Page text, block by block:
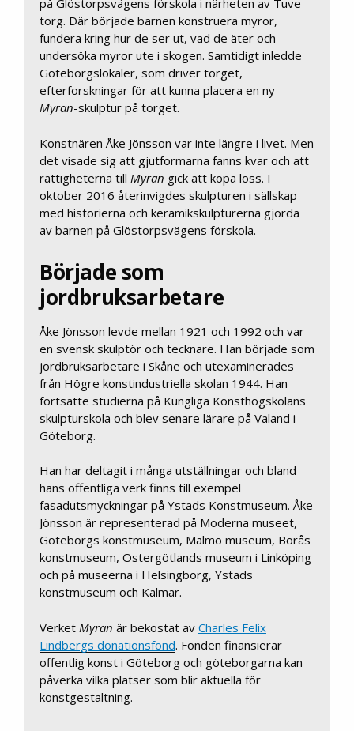
på Glöstorpsvägens förskola i närheten av Tuve
torg. Där började barnen konstruera myror,
fundera kring hur de ser ut, vad de äter och
undersöka myror ute i skogen. Samtidigt inledde
Göteborgslokaler, som driver torget,
efterforskningar för att kunna placera en ny
Myran-skulptur på torget.
Konstnären Åke Jönsson var inte längre i livet. Men
det visade sig att gjutformarna fanns kvar och att
rättigheterna till Myran gick att köpa loss. I
oktober 2016 återinvigdes skulpturen i sällskap
med historierna och keramikskulpturerna gjorda
av barnen på Glöstorpsvägens förskola.
Började som
jordbruksarbetare
Åke Jönsson levde mellan 1921 och 1992 och var
en svensk skulptör och tecknare. Han började som
jordbruksarbetare i Skåne och utexaminerades
från Högre konstindustriella skolan 1944. Han
fortsatte studierna på Kungliga Konsthögskolans
skulpturskola och blev senare lärare på Valand i
Göteborg.
Han har deltagit i många utställningar och bland
hans offentliga verk finns till exempel
fasadutsmyckningar på Ystads Konstmuseum. Åke
Jönsson är representerad på Moderna museet,
Göteborgs konstmuseum, Malmö museum, Borås
konstmuseum, Östergötlands museum i Linköping
och på museerna i Helsingborg, Ystads
konstmuseum och Kalmar.
Verket Myran är bekostat av Charles Felix
Lindbergs donationsfond. Fonden finansierar
offentlig konst i Göteborg och göteborgarna kan
påverka vilka platser som blir aktuella för
konstgestaltning.